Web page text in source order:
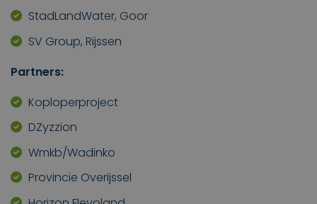
StadLandWater, Goor
SV Group, Rijssen
Partners:
Koploperproject
DZyzzion
Wmkb/Wadinko
Provincie Overijssel